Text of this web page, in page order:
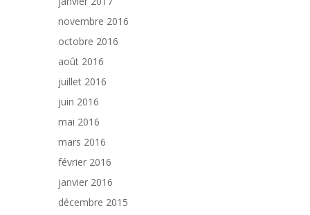
novembre 2016
octobre 2016
août 2016
juillet 2016
juin 2016
mai 2016
mars 2016
février 2016
janvier 2016
décembre 2015